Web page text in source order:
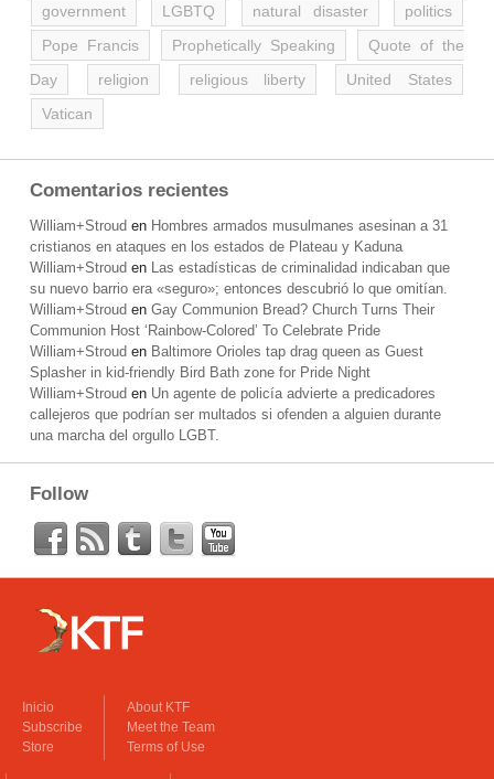
government
LGBTQ natural disaster
politics
Pope Francis
Prophetically Speaking
Quote of the
Day
religion religious liberty
United States
Vatican
Comentarios recientes
William+Stroud en Hombres armados musulmanes asesinan a 31
cristianos en ataques en los estados de Plateau y Kaduna
William+Stroud en Las estadísticas de criminalidad indicaban que
su nuevo barrio era «seguro»; entonces descubrió lo que omitían.
William+Stroud en Gay Communion Bread? Church Turns Their
Communion Host ‘Rainbow-Colored’ To Celebrate Pride
William+Stroud en Baltimore Orioles tap drag queen as Guest
Splasher in kid-friendly Bird Bath zone for Pride Night
William+Stroud en Un agente de policía advierte a predicadores
callejeros que podrían ser multados si ofenden a alguien durante
una marcha del orgullo LGBT.
Follow
Inicio
Subscribe
Store
About KTF
Meet the Team
Terms of Use